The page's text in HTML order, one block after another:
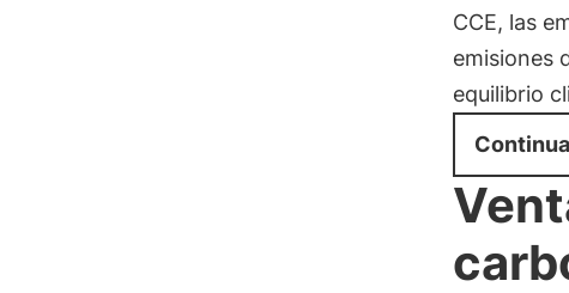
CCE, las
emisiones
equilibrio